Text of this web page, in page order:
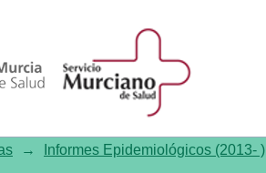
→ Informes Epidemiológicos (2013- )